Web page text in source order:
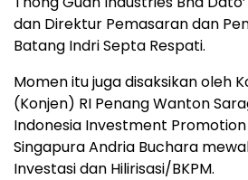
dan Direktur Pemasaran dan
Batang Indri Septa Respati.
Momen itu juga disaksikan oleh
(Konjen) RI Penang Wanton
Indonesia Investment
Singapura Andria Buchara
Investasi dan Hilirisasi/BKPM.